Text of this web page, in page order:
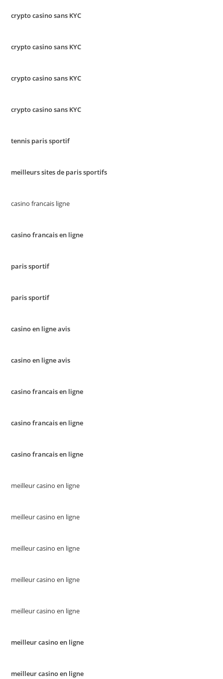
crypto casino sans KYC
crypto casino sans KYC
crypto casino sans KYC
crypto casino sans KYC
tennis paris sportif
meilleurs sites de paris sportifs
casino francais ligne
casino francais en ligne
paris sportif
paris sportif
casino en ligne avis
casino en ligne avis
casino francais en ligne
casino francais en ligne
casino francais en ligne
meilleur casino en ligne
meilleur casino en ligne
meilleur casino en ligne
meilleur casino en ligne
meilleur casino en ligne
meilleur casino en ligne
meilleur casino en ligne